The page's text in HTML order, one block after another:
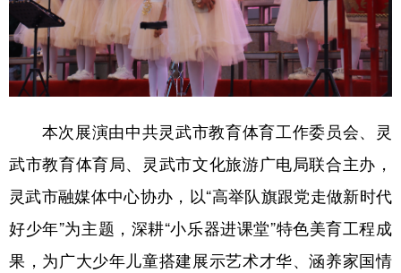
本次展演由中共灵武市教育体育工作委员会、灵
武市教育体育局、灵武市文化旅游广电局联合主办，
灵武市融媒体中心协办，以“高举队旗跟党走做新时代
好少年”为主题，深耕“小乐器进课堂”特色美育工程成
果，为广大少年儿童搭建展示艺术才华、涵养家国情